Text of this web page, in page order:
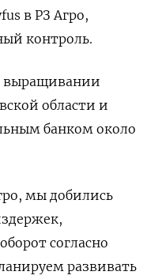
в РЗ Агро,
контроль.
выращивании
области и
банком около
мы добились
согласно
развивать